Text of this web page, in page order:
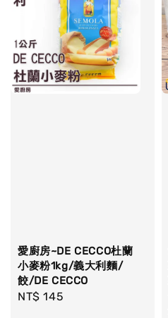
愛廚房~DE CECCO杜蘭
小麥粉1kg/義大利麵/
餃/DE CECCO
Regular
NT$ 145